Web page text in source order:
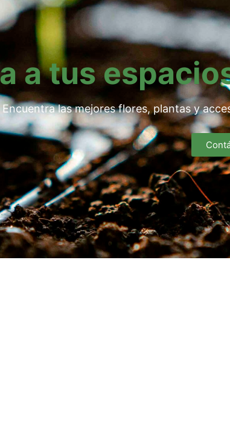
a tus
Encuentra las mejores flores, plantas y